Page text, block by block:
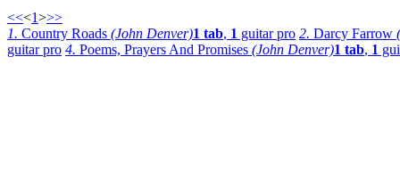
<<<1>>>
1. Country Roads (John Denver)1 tab, 1 guitar pro 2. Darcy Farrow
guitar pro 4. Poems, Prayers And Promises (John Denver)1 tab, 1